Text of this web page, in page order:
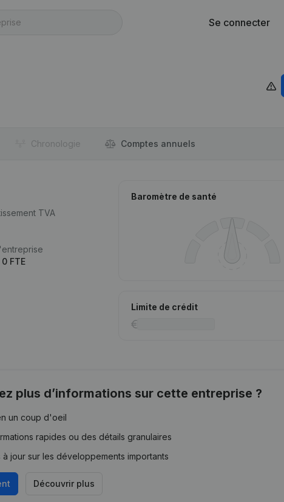
Se connecter
Chronologie Comptes annuels
TVA
0 FTE
Baromètre de santé
Limite de crédit
plus d’informations sur cette entreprise ?
un coup d'oeil
rapides ou des détails granulaires
jour sur les développements importants
Découvrir plus